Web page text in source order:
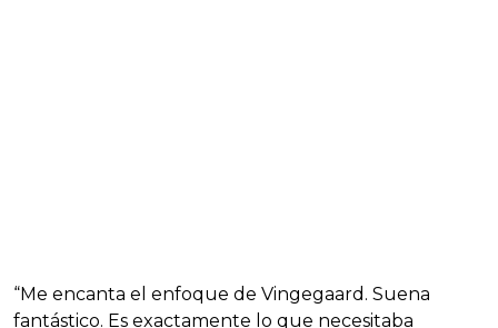
“Me encanta el enfoque de Vingegaard. Suena
fantástico. Es exactamente lo que necesitaba